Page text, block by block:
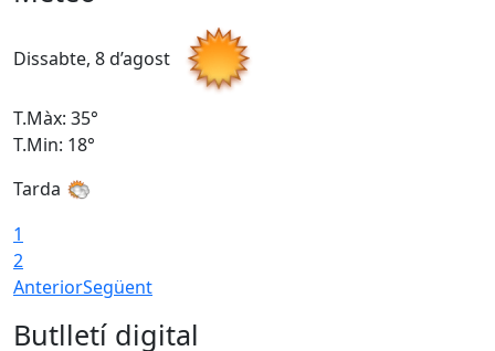
Dissabte, 8 d’agost
T.Màx: 35°
T.Min: 18°
Tarda
1
2
AnteriorSegüent
Butlletí digital